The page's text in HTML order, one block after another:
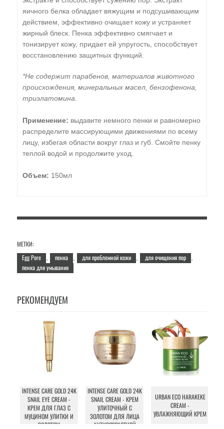
яичного белка обладает вяжущим и подсушивающим
действием, эффективно очищает кожу и устраняет
жирный блеск. Пенка эффективно смягчает и
тонизирует кожу, придает ей упругость, способствует
восстановлению защитных функций.
*Не содержит парабенов, материалов животного
происхождения, минеральных масел, бензофенона,
триэлатомина.
Применение: выдавите немного пенки и равномерно
распределите массирующими движениями по всему
лицу, избегая области вокруг глаз и губ. Смойте пенку
теплой водой и продолжите уход.
Объем: 150мл
МЕТКИ:
Egg Pore
пенка для проблемной кожи для очищения пор
пенка для умывания
РЕКОМЕНДУЕМ
INTENSE CARE GOLD 24K
SNAIL EYE CREAM -
КРЕМ ДЛЯ ГЛАЗ С
МУЦИНОМ УЛИТКИ И
ЗОЛОТОМ
INTENSE CARE GOLD 24K
SNAIL CREAM - КРЕМ
УЛИТОЧНЫЙ С
ЗОЛОТОМ ДЛЯ ЛИЦА
АНТИВОЗРАСТНОЙ
URBAN ECO HARAKEKE
CREAM -
УВЛАЖНЯЮЩИЙ КРЕМ